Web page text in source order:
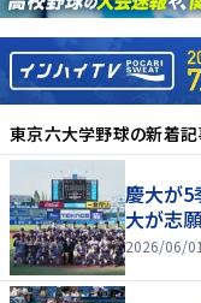
東京六大学野球の新着
慶大が5
大が志
2026/06/